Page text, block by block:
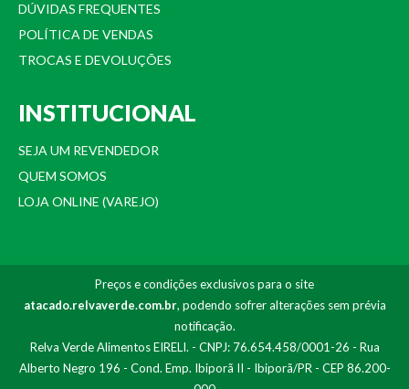
DÚVIDAS FREQUENTES
POLÍTICA DE VENDAS
TROCAS E DEVOLUÇÕES
INSTITUCIONAL
SEJA UM REVENDEDOR
QUEM SOMOS
LOJA ONLINE (VAREJO)
Preços e condições exclusivos para o site
atacado.relvaverde.com.br, podendo sofrer alterações sem prévia
notificação.
Relva Verde Alimentos EIRELI. - CNPJ: 76.654.458/0001-26 - Rua
Alberto Negro 196 - Cond. Emp. Ibiporã II - Ibiporã/PR - CEP 86.200-